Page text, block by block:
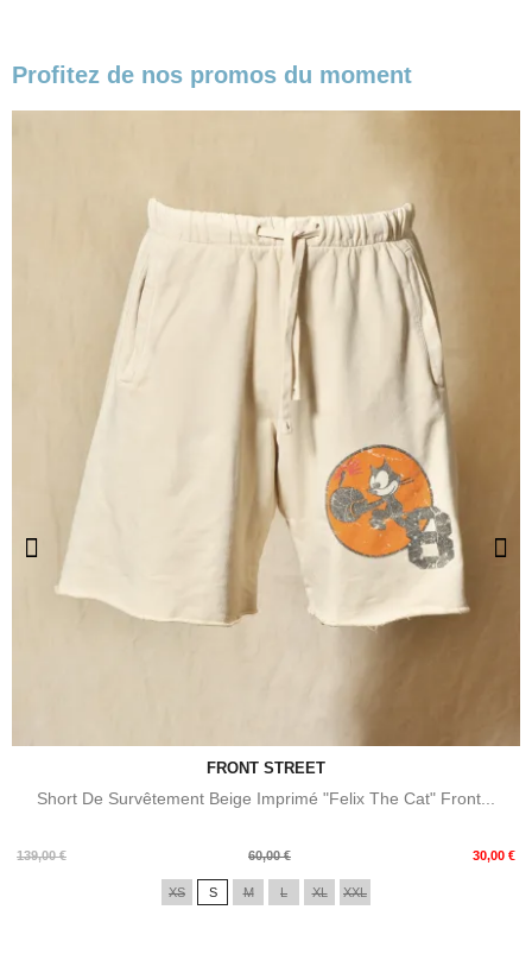
Profitez de nos promos du moment
FRONT STREET
Short De Survêtement Beige Imprimé "Felix The Cat" Front...
139,00 €
Prix
60,00 € 30,00 €
Prix
XS S M L XL XXL